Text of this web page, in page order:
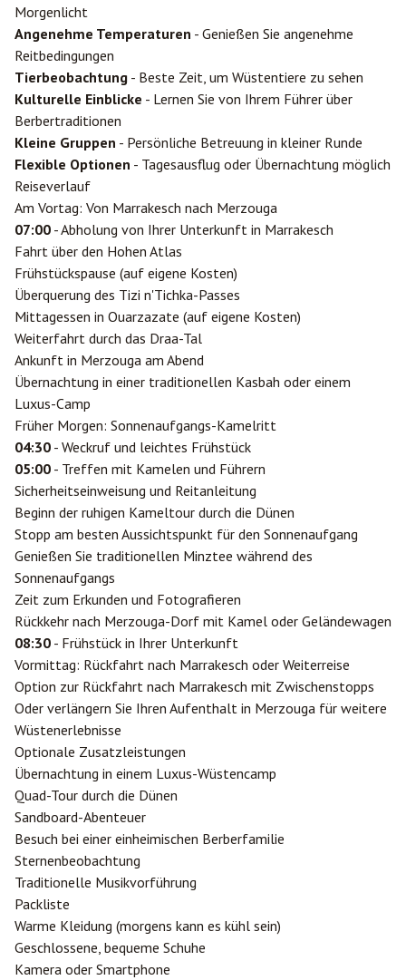
Morgenlicht
Angenehme Temperaturen - Genießen Sie angenehme
Reitbedingungen
Tierbeobachtung - Beste Zeit, um Wüstentiere zu sehen
Kulturelle Einblicke - Lernen Sie von Ihrem Führer über
Berbertraditionen
Kleine Gruppen - Persönliche Betreuung in kleiner Runde
Flexible Optionen - Tagesausflug oder Übernachtung möglich
Reiseverlauf
Am Vortag: Von Marrakesch nach Merzouga
07:00 - Abholung von Ihrer Unterkunft in Marrakesch
Fahrt über den Hohen Atlas
Frühstückspause (auf eigene Kosten)
Überquerung des Tizi n'Tichka-Passes
Mittagessen in Ouarzazate (auf eigene Kosten)
Weiterfahrt durch das Draa-Tal
Ankunft in Merzouga am Abend
Übernachtung in einer traditionellen Kasbah oder einem
Luxus-Camp
Früher Morgen: Sonnenaufgangs-Kamelritt
04:30 - Weckruf und leichtes Frühstück
05:00 - Treffen mit Kamelen und Führern
Sicherheitseinweisung und Reitanleitung
Beginn der ruhigen Kameltour durch die Dünen
Stopp am besten Aussichtspunkt für den Sonnenaufgang
Genießen Sie traditionellen Minztee während des
Sonnenaufgangs
Zeit zum Erkunden und Fotografieren
Rückkehr nach Merzouga-Dorf mit Kamel oder Geländewagen
08:30 - Frühstück in Ihrer Unterkunft
Vormittag: Rückfahrt nach Marrakesch oder Weiterreise
Option zur Rückfahrt nach Marrakesch mit Zwischenstopps
Oder verlängern Sie Ihren Aufenthalt in Merzouga für weitere
Wüstenerlebnisse
Optionale Zusatzleistungen
Übernachtung in einem Luxus-Wüstencamp
Quad-Tour durch die Dünen
Sandboard-Abenteuer
Besuch bei einer einheimischen Berberfamilie
Sternenbeobachtung
Traditionelle Musikvorführung
Packliste
Warme Kleidung (morgens kann es kühl sein)
Geschlossene, bequeme Schuhe
Kamera oder Smartphone